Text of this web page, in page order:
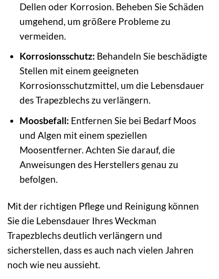
Dellen oder Korrosion. Beheben Sie Schäden
umgehend, um größere Probleme zu
vermeiden.
Korrosionsschutz: Behandeln Sie beschädigte
Stellen mit einem geeigneten
Korrosionsschutzmittel, um die Lebensdauer
des Trapezblechs zu verlängern.
Moosbefall: Entfernen Sie bei Bedarf Moos
und Algen mit einem speziellen
Moosentferner. Achten Sie darauf, die
Anweisungen des Herstellers genau zu
befolgen.
Mit der richtigen Pflege und Reinigung können
Sie die Lebensdauer Ihres Weckman
Trapezblechs deutlich verlängern und
sicherstellen, dass es auch nach vielen Jahren
noch wie neu aussieht.